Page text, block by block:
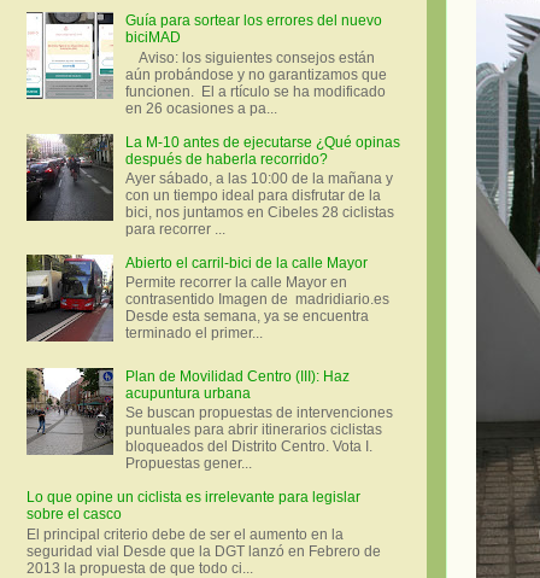
Guía para sortear los errores del nuevo
biciMAD
Aviso: los siguientes consejos están
aún probándose y no garantizamos que
funcionen. El a rtículo se ha modificado
en 26 ocasiones a pa...
La M-10 antes de ejecutarse ¿Qué opinas
después de haberla recorrido?
Ayer sábado, a las 10:00 de la mañana y
con un tiempo ideal para disfrutar de la
bici, nos juntamos en Cibeles 28 ciclistas
para recorrer ...
Abierto el carril-bici de la calle Mayor
Permite recorrer la calle Mayor en
contrasentido Imagen de madridiario.es
Desde esta semana, ya se encuentra
terminado el primer...
Plan de Movilidad Centro (III): Haz
acupuntura urbana
Se buscan propuestas de intervenciones
puntuales para abrir itinerarios ciclistas
bloqueados del Distrito Centro. Vota I.
Propuestas gener...
Lo que opine un ciclista es irrelevante para legislar
sobre el casco
El principal criterio debe de ser el aumento en la
seguridad vial Desde que la DGT lanzó en Febrero de
2013 la propuesta de que todo ci...